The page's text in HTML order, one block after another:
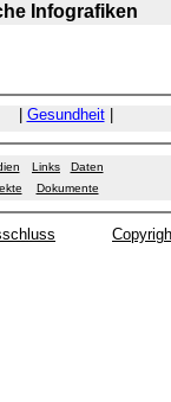
Infografiken
Gesundheit|
Links
Daten
Dokumente